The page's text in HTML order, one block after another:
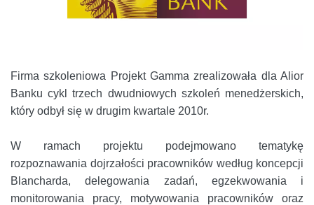
Firma szkoleniowa Projekt Gamma zrealizowała dla Alior
Banku cykl trzech dwudniowych szkoleń menedżerskich,
który odbył się w drugim kwartale 2010r.
W ramach projektu podejmowano tematykę
rozpoznawania dojrzałości pracowników według koncepcji
Blancharda, delegowania zadań, egzekwowania i
monitorowania pracy, motywowania pracowników oraz